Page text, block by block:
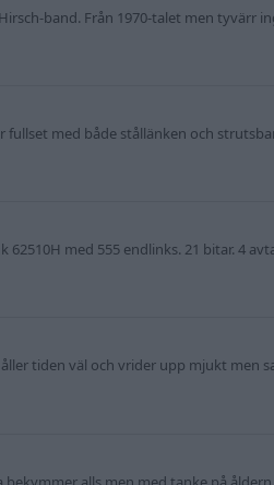
band. Från 1970-talet men tyvärr
fullset med både stållänken och
med 555 endlinks. 21 bitar. 4
tiden väl och vrider upp mjukt men